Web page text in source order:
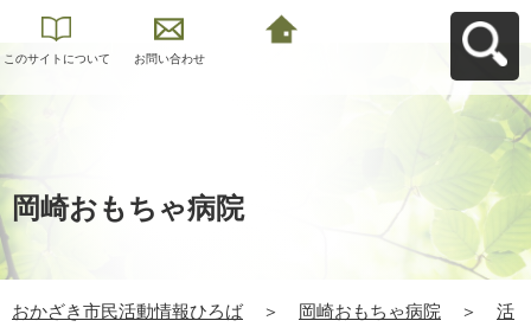
このサイトについて お問い合わせ
岡崎おもちゃ病院
おかざき市民活動情報ひろば ＞ 岡崎おもちゃ病院 ＞
活